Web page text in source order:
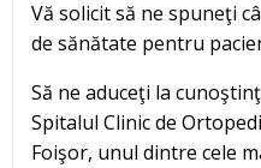
Vă solicit să ne spuneţi
de sănătate pentru
Să ne aduceţi la
Spitalul Clinic de
Foişor, unul dintre cele